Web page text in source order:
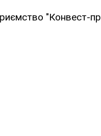
"Конвест-